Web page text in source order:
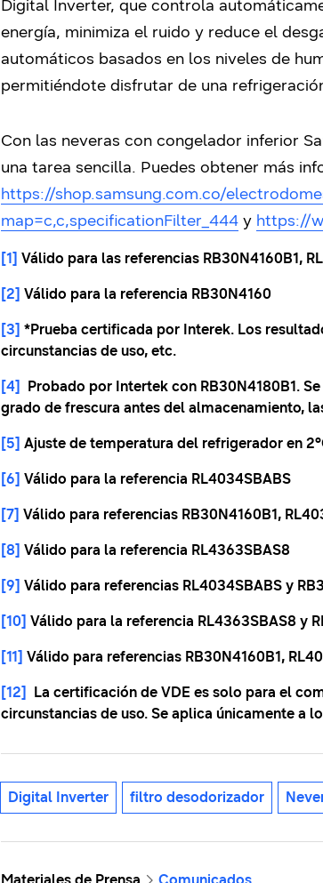
Digital Inverter, que controla
energía, minimiza el ruido y reduce el
automáticos basados en los niveles de
permitiéndote disfrutar de una
Con las neveras con congelador inferior
una tarea sencilla. Puedes obtener más
https://shop.samsung.com.co/
map=c,c,specificationFilter_444 y https://
[1] Válido para las referencias RB30N4160B1,
[2] Válido para la referencia RB30N4160
[3] *Prueba certificada por Interek. Los
circunstancias de uso, etc.
[4]
Probado por Intertek con RB30N4180B1.
grado de frescura antes del almacenamiento,
[5] Ajuste de temperatura del refrigerador en
[6] Válido para la referencia RL4034SBABS
[7] Válido para referencias RB30N4160B1,
[8] Válido para la referencia RL4363SBAS8
[9] Válido para referencias RL4034SBABS y
[10] Válido para la referencia RL4363SBAS8 y
[11] Válido para referencias RB30N4160B1,
[12]
La certificación de VDE es solo para el
circunstancias de uso. Se aplica únicamente a
Digital Inverter filtro desodorizador